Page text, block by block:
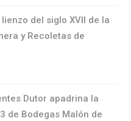
del siglo XVII de la
y Recoletas de
Dutor apadrina la
de Bodegas Malón de